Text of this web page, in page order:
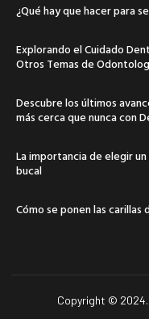
¿Qué hay que hacer para
Explorando el Cuidado
Otros Temas de
Descubre los últimos
más cerca que nunca con
La importancia de elegir
bucal
Cómo se ponen las carillas
Copyright ©